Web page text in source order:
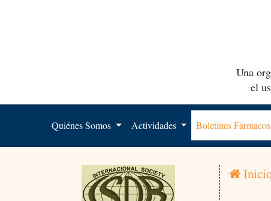
Una
el
Quiénes Somos Actividades Boletines Fármacos